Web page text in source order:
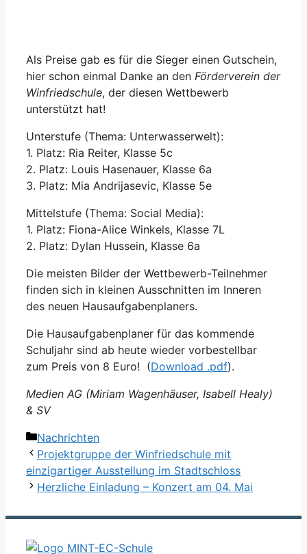
Als Preise gab es für die Sieger einen Gutschein,
hier schon einmal Danke an den Förderverein der
Winfriedschule, der diesen Wettbewerb
unterstützt hat!
Unterstufe (Thema: Unterwasserwelt):
1. Platz: Ria Reiter, Klasse 5c
2. Platz: Louis Hasenauer, Klasse 6a
3. Platz: Mia Andrijasevic, Klasse 5e
Mittelstufe (Thema: Social Media):
1. Platz: Fiona-Alice Winkels, Klasse 7L
2. Platz: Dylan Hussein, Klasse 6a
Die meisten Bilder der Wettbewerb-Teilnehmer
finden sich in kleinen Ausschnitten im Inneren
des neuen Hausaufgabenplaners.
Die Hausaufgabenplaner für das kommende
Schuljahr sind ab heute wieder vorbestellbar
zum Preis von 8 Euro! (Download .pdf).
Medien AG (Miriam Wagenhäuser, Isabell Healy)
& SV
Kategorien
Nachrichten
Projektgruppe der Winfriedschule mit
einzigartiger Ausstellung im Stadtschloss
Herzliche Einladung – Konzert am 04. Mai